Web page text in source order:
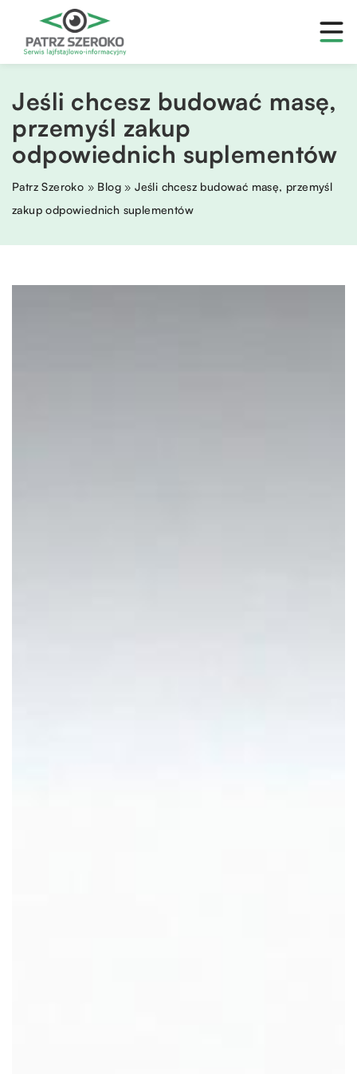
Jeśli chcesz budować masę,
przemyśl zakup
odpowiednich suplementów
Patrz Szeroko » Blog »Jeśli chcesz budować masę, przemyśl
zakup odpowiednich suplementów